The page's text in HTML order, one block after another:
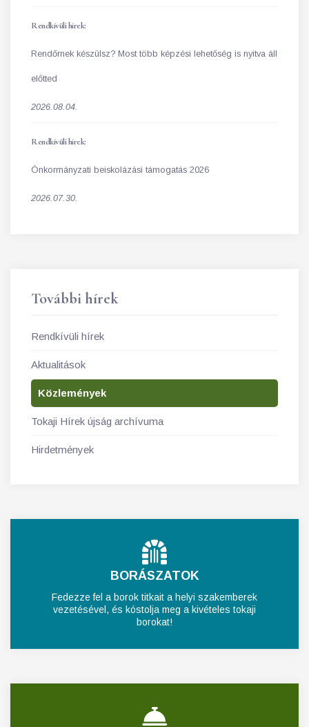
Rendkívüli hírek:
Rendőrnek készülsz? Most több képzési lehetőség is nyitva áll
előtted
2026.08.04.
Rendkívüli hírek:
Önkormányzati beiskolázási támogatás 2026
2026.07.30.
További hírek
Rendkívüli hírek
Aktualitások
Közlemények
Tokaji Hírek újság archívuma
Hirdetmények
BORÁSZATOK
Fedezze fel a borok titkait a helyi szakemberek
vezetésével, és kóstolja meg a kivételes tokaji
borokat!